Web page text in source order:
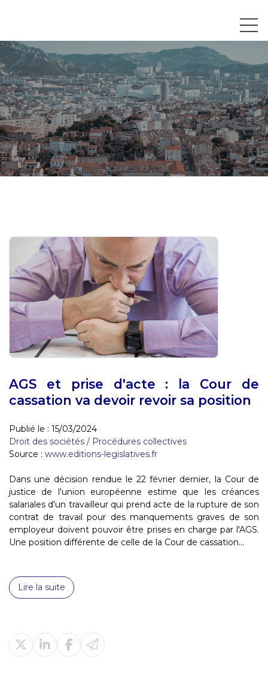
AGS et prise d'acte : la Cour de
cassation va devoir revoir sa position
Publié le : 15/03/2024
Droit des sociétés / Procédures collectives
Source : www.editions-legislatives.fr
Dans une décision rendue le 22 février dernier, la Cour de
justice de l'union européenne estime que les créances
salariales d'un travailleur qui prend acte de la rupture de son
contrat de travail pour des manquements graves de son
employeur doivent pouvoir être prises en charge par l'AGS.
Une position différente de celle de la Cour de cassation...
Lire la suite